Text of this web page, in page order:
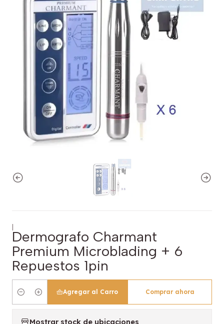
|
Dermografo Charmant
Premium Microblading + 6
Repuestos 1pin
Cantidad
Agregar al Carro Comprar ahora
Mostrar stock de ubicaciones